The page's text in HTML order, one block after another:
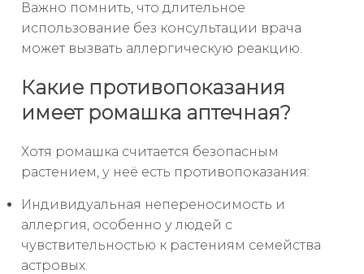
Важно помнить, что длительное
использование без консультации врача
может вызвать аллергическую реакцию.
Какие противопоказания
имеет ромашка аптечная?
Хотя ромашка считается безопасным
растением, у неё есть противопоказания:
Индивидуальная непереносимость и
аллергия, особенно у людей с
чувствительностью к растениям семейства
астровых.